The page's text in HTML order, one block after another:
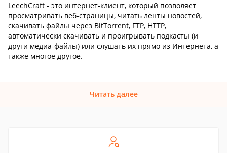
LeechCraft - это интернет-клиент, который позволяет
просматривать веб-страницы, читать ленты новостей,
скачивать файлы через BitTorrent, FTP, HTTP,
автоматически скачивать и проигрывать подкасты (и
други медиа-файлы) или слушать их прямо из Интернета, а
также многое другое.
Читать далее